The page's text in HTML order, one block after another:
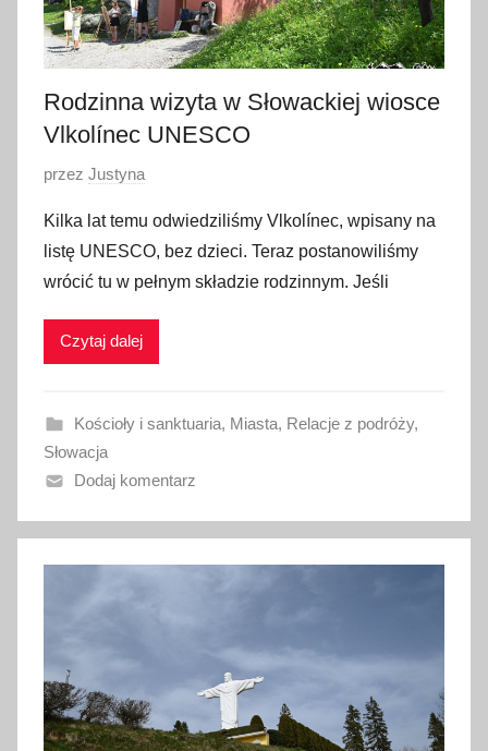
Rodzinna wizyta w Słowackiej wiosce
Vlkolínec UNESCO
O
u
b
l
i
a
n
o
5
l
a
2
0
przez Justyna
Kilka lat temu odwiedziliśmy Vlkolínec, wpisany na
listę UNESCO, bez dzieci. Teraz postanowiliśmy
wrócić tu w pełnym składzie rodzinnym. Jeśli
Czytaj dalej
Kościoły i sanktuaria, Miasta, Relacje z podróży,
Słowacja
Dodaj komentarz